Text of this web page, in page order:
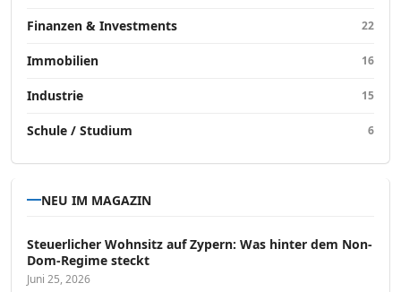
Finanzen & Investments 22
Immobilien 16
Industrie 15
Schule / Studium 6
NEU IM MAGAZIN
Steuerlicher Wohnsitz auf Zypern: Was hinter dem Non-
Dom-Regime steckt
Juni 25, 2026